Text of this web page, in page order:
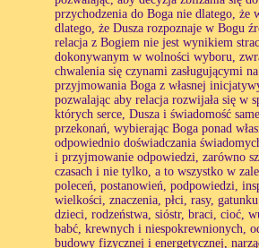
przychodzenia do Boga nie dlatego, że
dlatego, że Dusza rozpoznaje w Bogu
relacja z Bogiem nie jest wynikiem
dokonywanym w wolności wyboru,
chwalenia się czynami zasługującymi
przyjmowania Boga z własnej
pozwalając aby relacja rozwijała się w
których serce, Dusza i świadomość
przekonań, wybierając Boga ponad
odpowiednio doświadczania
i przyjmowanie odpowiedzi, zarówno
czasach i nie tylko, a to wszystko w
poleceń, postanowień, podpowiedzi,
wielkości, znaczenia, płci, rasy,
dzieci, rodzeństwa, sióstr, braci, cioć,
babć, krewnych i niespokrewnionych,
budowy fizycznej i energetycznej,